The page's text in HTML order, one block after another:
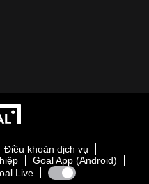
Điều khoản dịch vụ
Goal App (Android)
Live